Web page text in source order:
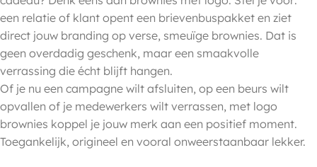
een relatie of klant opent een brievenbuspakket en ziet
direct jouw branding op verse, smeuïge brownies. Dat is
geen overdadig geschenk, maar een smaakvolle
verrassing die écht blijft hangen.
Of je nu een campagne wilt afsluiten, op een beurs wilt
opvallen of je medewerkers wilt verrassen, met logo
brownies koppel je jouw merk aan een positief moment.
Toegankelijk, origineel en vooral onweerstaanbaar lekker.